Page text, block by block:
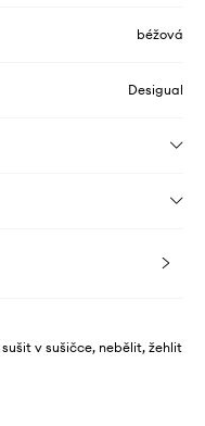
béžová
Desigual
v sušičce, nebělit, žehlit